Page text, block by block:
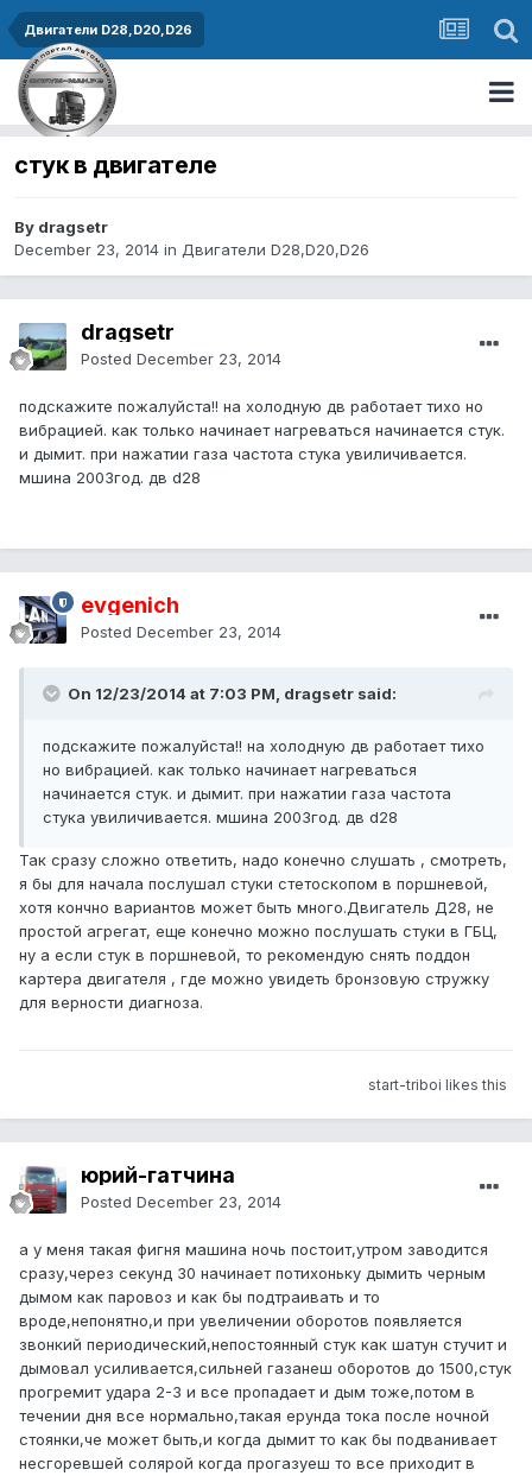
Двигатели D28,D20,D26
стук в двигателе
By dragsetr
December 23, 2014 in Двигатели D28,D20,D26
dragsetr
Posted December 23, 2014
подскажите пожалуйста!! на холодную дв работает тихо но
вибрацией. как только начинает нагреваться начинается стук.
и дымит. при нажатии газа частота стука увиличивается.
мшина 2003год. дв d28
evgenich
Posted December 23, 2014
On 12/23/2014 at 7:03 PM, dragsetr said:
подскажите пожалуйста!! на холодную дв работает тихо
но вибрацией. как только начинает нагреваться
начинается стук. и дымит. при нажатии газа частота
стука увиличивается. мшина 2003год. дв d28
Так сразу сложно ответить, надо конечно слушать , смотреть,
я бы для начала послушал стуки стетоскопом в поршневой,
хотя кончно вариантов может быть много.Двигатель Д28, не
простой агрегат, еще конечно можно послушать стуки в ГБЦ,
ну а если стук в поршневой, то рекомендую снять поддон
картера двигателя , где можно увидеть бронзовую стружку
для верности диагноза.
start-triboi likes this
юрий-гатчина
Posted December 23, 2014
а у меня такая фигня машина ночь постоит,утром заводится
сразу,через секунд 30 начинает потихоньку дымить черным
дымом как паровоз и как бы подтраивать и то
вроде,непонятно,и при увеличении оборотов появляется
звонкий периодический,непостоянный стук как шатун стучит и
дымовал усиливается,сильней газанеш оборотов до 1500,стук
прогремит удара 2-3 и все пропадает и дым тоже,потом в
течении дня все нормально,такая ерунда тока после ночной
стоянки,че может быть,и когда дымит то как бы подванивает
несгоревшей солярой когда прогазуеш то все приходит в